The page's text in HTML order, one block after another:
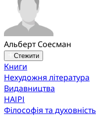
Альберт Соесман
Стежити
Книги
Нехудожня література
Видавництва
НАІРІ
Філософія та духовність